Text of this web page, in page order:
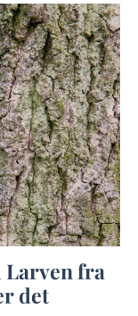
Larven fra
det